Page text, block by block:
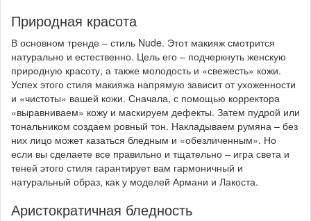
Природная красота
В основном тренде – стиль Nude. Этот макияж смотрится
натурально и естественно. Цель его – подчеркнуть женскую
природную красоту, а также молодость и «свежесть» кожи.
Успех этого стиля макияжа напрямую зависит от ухоженности
и «чистоты» вашей кожи. Сначала, с помощью корректора
«выравниваем» кожу и маскируем дефекты. Затем пудрой или
тональником создаем ровный тон. Накладываем румяна – без
них лицо может казаться бледным и «обезличенным». Но
если вы сделаете все правильно и тщательно – игра света и
теней этого стиля гарантирует вам гармоничный и
натуральный образ, как у моделей Армани и Лакоста.
Аристократичная бледность